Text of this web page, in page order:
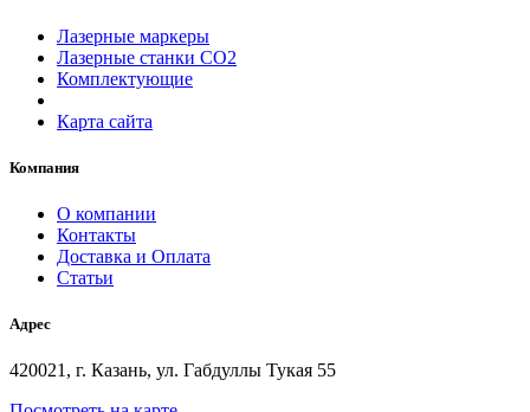
Лазерные маркеры
Лазерные станки СО2
Комплектующие
Карта сайта
Компания
О компании
Контакты
Доставка и Оплата
Статьи
Адрес
420021, г. Казань, ул. Габдуллы Тукая 55